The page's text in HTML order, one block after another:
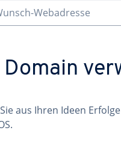
Webadresse
Domain
aus Ihren Ideen